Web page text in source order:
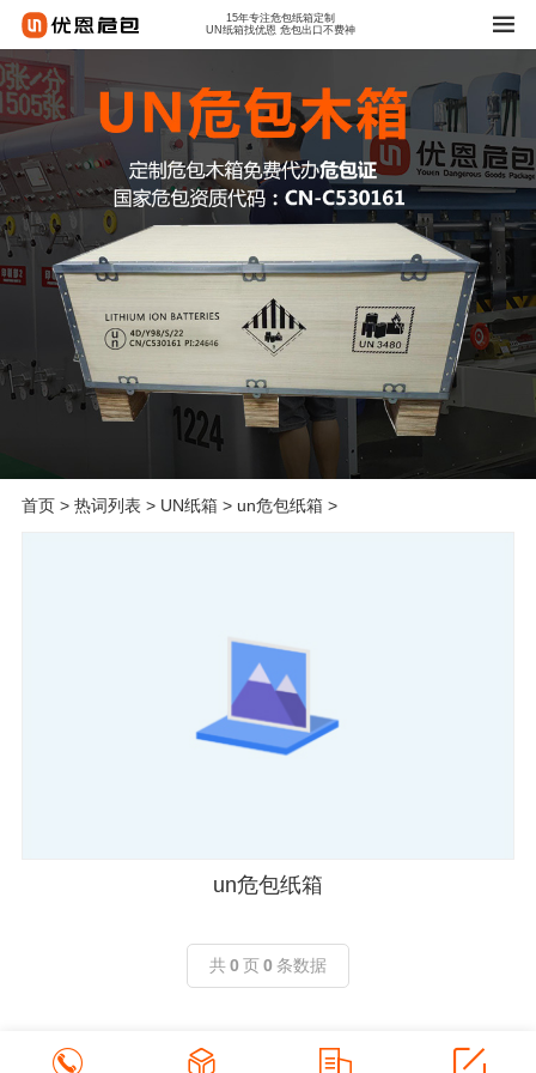
15年专注危包纸箱定制
UN纸箱找优恩 危包出口不费神
首页> 热词列表 > UN纸箱> un危包纸箱>
un危包纸箱
共0 页0 条数据